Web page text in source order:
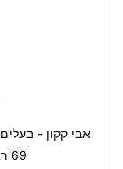
69 ראשון לציון מיקוד: 7533696 ישראל